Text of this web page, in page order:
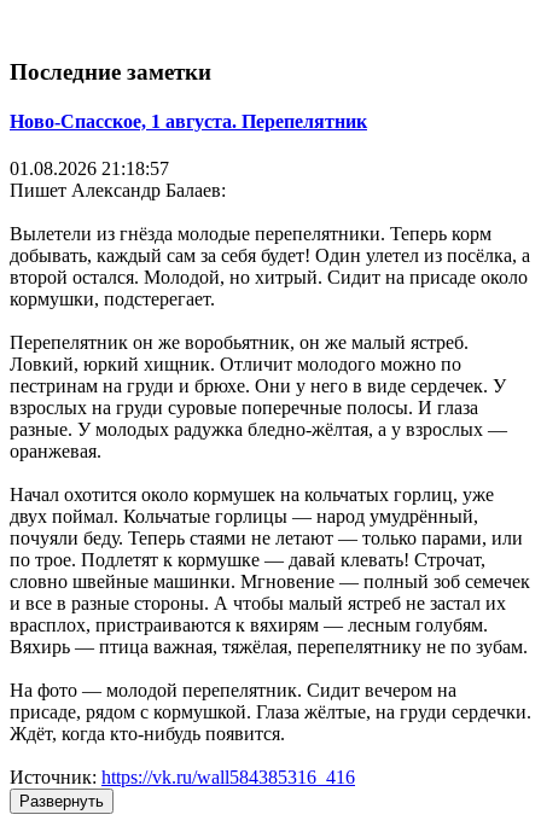
Последние заметки
Ново-Спасское, 1 августа. Перепелятник
01.08.2026 21:18:57
Пишет Александр Балаев:
Вылетели из гнёзда молодые перепелятники. Теперь корм
добывать, каждый сам за себя будет! Один улетел из посёлка, а
второй остался. Молодой, но хитрый. Сидит на присаде около
кормушки, подстерегает.
Перепелятник он же воробьятник, он же малый ястреб.
Ловкий, юркий хищник. Отличит молодого можно по
пестринам на груди и брюхе. Они у него в виде сердечек. У
взрослых на груди суровые поперечные полосы. И глаза
разные. У молодых радужка бледно-жёлтая, а у взрослых —
оранжевая.
Начал охотится около кормушек на кольчатых горлиц, уже
двух поймал. Кольчатые горлицы — народ умудрённый,
почуяли беду. Теперь стаями не летают — только парами, или
по трое. Подлетят к кормушке — давай клевать! Строчат,
словно швейные машинки. Мгновение — полный зоб семечек
и все в разные стороны. А чтобы малый ястреб не застал их
врасплох, пристраиваются к вяхирям — лесным голубям.
Вяхирь — птица важная, тяжёлая, перепелятнику не по зубам.
На фото — молодой перепелятник. Сидит вечером на
присаде, рядом с кормушкой. Глаза жёлтые, на груди сердечки.
Ждёт, когда кто-нибудь появится.
Источник: https://vk.ru/wall584385316_416
Развернуть